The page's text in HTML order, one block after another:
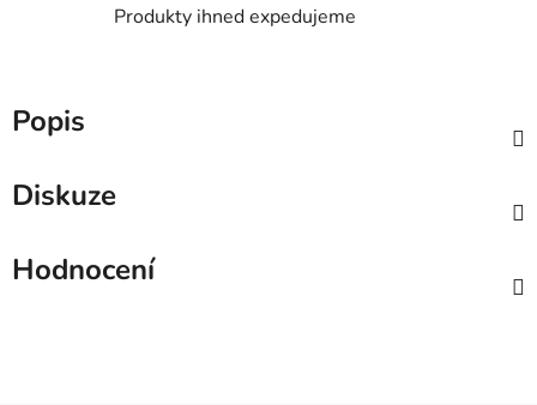
Produkty ihned expedujeme
Popis
Diskuze
Hodnocení